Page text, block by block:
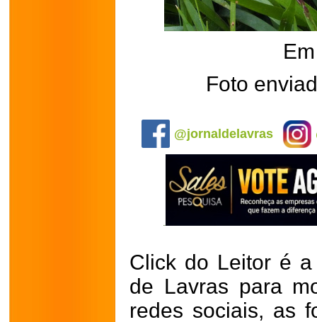
Foto
@jornaldelavras
Click do Leitor é
de Lavras para
redes sociais, as